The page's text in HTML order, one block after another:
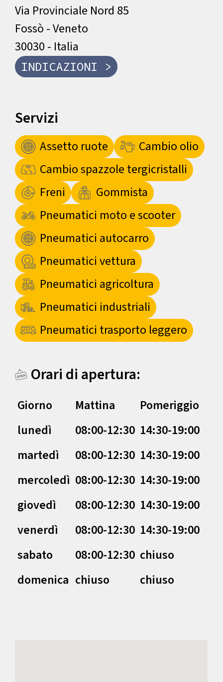
Via Provinciale Nord 85
Fossò - Veneto
30030 - Italia
INDICAZIONI >
Servizi
Assetto ruote
Cambio olio
Cambio spazzole tergicristalli
Freni
Gommista
Pneumatici moto e scooter
Pneumatici autocarro
Pneumatici vettura
Pneumatici agricoltura
Pneumatici industriali
Pneumatici trasporto leggero
Orari di apertura:
Giorno Mattina
Pomeriggio
lunedì
08:00-12:30 14:30-19:00
martedì
08:00-12:30 14:30-19:00
mercoledì 08:00-12:30 14:30-19:00
giovedì
08:00-12:30 14:30-19:00
venerdì
08:00-12:30 14:30-19:00
sabato
08:00-12:30 chiuso
domenica chiuso chiuso